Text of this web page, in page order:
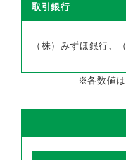
取引銀行
（株）みずほ銀行、
※各数値は